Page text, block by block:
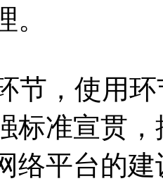
，使用环
标准宣贯
络平台的